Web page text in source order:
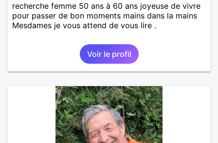
recherche femme 50 ans à 60 ans joyeuse de vivre
pour passer de bon moments mains dans la mains
Mesdames je vous attend de vous lire .
Voir le profil